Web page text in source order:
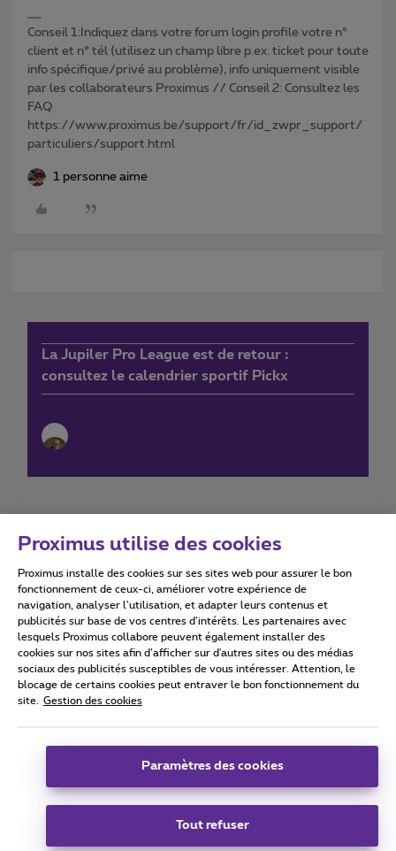
Conseil 1:Indiquez dans votre forum login profile votre n°
client et n° tél (utilisez un champ libre p.ex. ticket pour toute
info spécifique/privé au problème), info uniquement visible
par les collaborateurs Proximus // Conseil 2: Consultez les
FAQ
https://www.proximus.be/support/fr/id_zwpr_support/
particuliers/support.html
1 personne aime
La Jupiler Pro League est de retour :
consultez le calendrier sportif Pickx
Conditions d'utilisation Accessibility statement
Tous droits réservés. © 2026 Proximus
Conditions générales, info consommateur
Coordonnées de l’entreprise
Boulevard du Roi Albert II 27 - B-1030 Bruxelles.
Proximus utilise des cookies
Proximus installe des cookies sur ses sites web pour assurer le bon
fonctionnement de ceux-ci, améliorer votre expérience de
navigation, analyser l’utilisation, et adapter leurs contenus et
publicités sur base de vos centres d’intérêts. Les partenaires avec
lesquels Proximus collabore peuvent également installer des
cookies sur nos sites afin d’afficher sur d'autres sites ou des médias
sociaux des publicités susceptibles de vous intéresser. Attention, le
blocage de certains cookies peut entraver le bon fonctionnement du
site.
Gestion des cookies
Paramètres des cookies
Tout refuser